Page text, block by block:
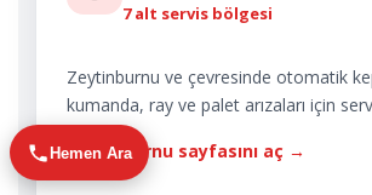
7 alt servis bölgesi
Zeytinburnu ve çevresinde otomatik
kumanda, ray ve palet arızaları için
Zeytinburnu sayfasını aç →
Hemen Ara